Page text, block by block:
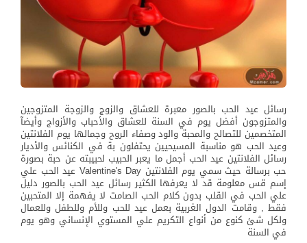
رسائل عيد الحب بالصور معبرة للعشاق والزوج والزوجة المتزوجين
والمتزوجون أفضل يوم في السنة للعشاق والأحباب والأزواج وأيضآ
المتخصمين للتصالح والمحبة والود وصفاء الروح وجمالها يوم الفلانتين
وعيد الحب هو مناسبة المسيحيين يحتفلون بة في الكنائس والأديار
رسائل الفلانتين عيد الحب أجمل ما يعبر الحبيب لحبيبته عن حبة بصورة
حب برسالة حيث سمي يوم الفلانتين Valentine's Day عيد الحب علي
إسم قس معلومة قد لا يعرفها الكثير رسائل عيد الحب بالصور دليل
علي الحب في القلب بدون كلام الحب الصامت لا يفهمة إلا المتحبين
فقط , وقامت الدول الغربية بعمل عيد للحب وللأم وللطفل وللعمال
ولكل شئ كنوع من أنواع التكريم علي المستوي الإنساني وهو يوم
في السنة